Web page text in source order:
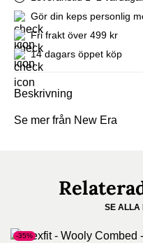
Gör din keps personlig
Fri frakt över 499 kr
14 dagars öppet köp
Beskrivning
Se mer från New Era
SE ALLA
-35%